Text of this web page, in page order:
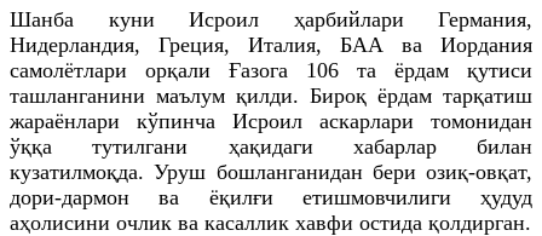
Шанба куни Исроил ҳарбийлари Германия,
Нидерландия, Греция, Италия, БАА ва Иордания
самолётлари орқали Ғазога 106 та ёрдам қутиси
ташланганини маълум қилди. Бироқ ёрдам тарқатиш
жараёнлари кўпинча Исроил аскарлари томонидан
ўққа тутилгани ҳақидаги хабарлар билан
кузатилмоқда. Уруш бошланганидан бери озиқ-овқат,
дори-дармон ва ёқилғи етишмовчилиги ҳудуд
аҳолисини очлик ва касаллик хавфи остида қолдирган.